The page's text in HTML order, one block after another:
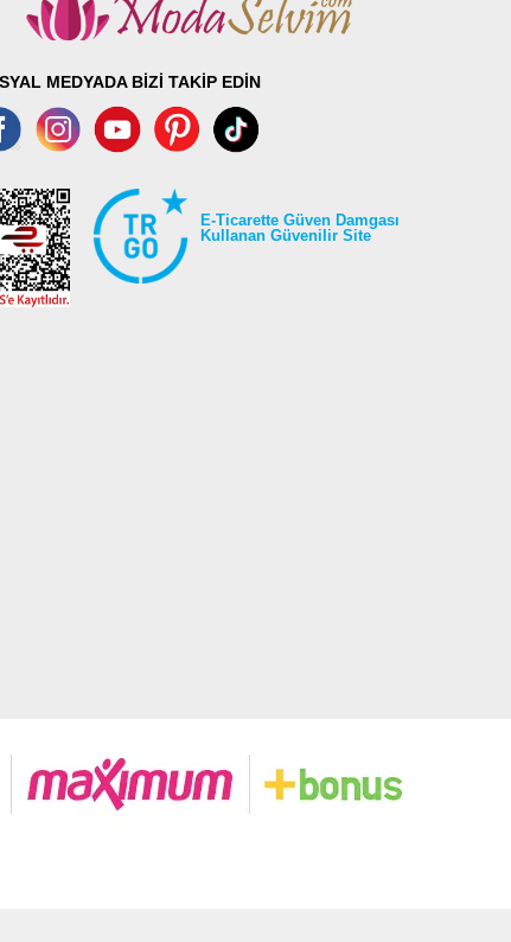
MEDYADA BİZİ TAKİP EDİN
E-Ticarette Güven Damgası
Kullanan Güvenilir Site